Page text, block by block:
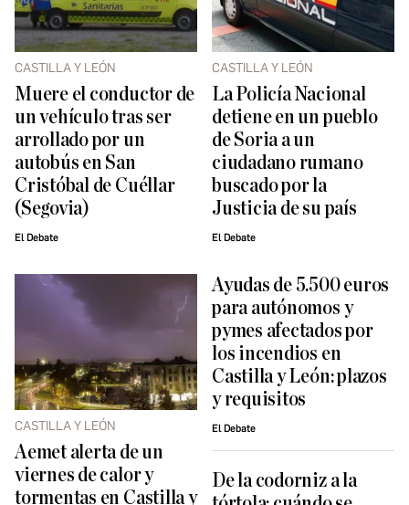
CASTILLA Y LEÓN
Muere el conductor de
un vehículo tras ser
arrollado por un
autobús en San
Cristóbal de Cuéllar
(Segovia)
El Debate
CASTILLA Y LEÓN
La Policía Nacional
detiene en un pueblo
de Soria a un
ciudadano rumano
buscado por la
Justicia de su país
El Debate
CASTILLA Y LEÓN
Aemet alerta de un
viernes de calor y
tormentas en Castilla y
Ayudas de 5.500 euros
para autónomos y
pymes afectados por
los incendios en
Castilla y León: plazos
y requisitos
El Debate
De la codorniz a la